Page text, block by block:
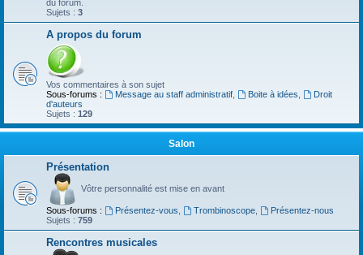
du forum.
Sujets : 3
A propos du forum
Vos commentaires à son sujet
Sous-forums :
Message au staff administratif, Boite à idées
Droit
d'auteurs
Sujets : 129
Salon
Présentation
Vôtre personnalité est mise en avant
Sous-forums : Présentez-vous Trombinoscope,
Présentez-nous
Sujets : 759
Rencontres musicales